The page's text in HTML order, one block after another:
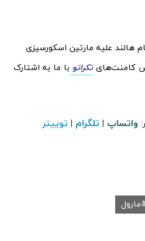
هالند علیه مارتین اسکورسیزی
کامنت‌هایتکراتو با ما به اشتارک
واتساپ | تلگرام | توییتر
مارول